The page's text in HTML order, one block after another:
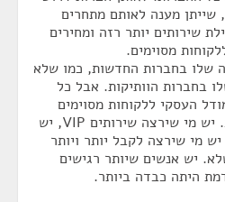
שייתן מענה לאותם מתחרים
שירותים יותר רזה ומחירים
מסוימים.
שלו בחברות החדשות, כמו שלא
בחברות הוותיקות. אבל כל
העסקי ללקוחות מסוימים
שהיא תשרת אותם יותר טוב. יש מי שירצה שירותים VIP, יש
מי שירצה לקבל יותר ויותר
יש אנשים שיותר רגישים
היתה כבדה ביותר.